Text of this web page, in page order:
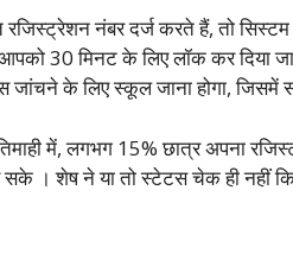
नंबर दर्ज करते हैं, तो
30 मिनट के लिए लॉक कर दिया
के लिए स्कूल जाना होगा, जिसमें
में, लगभग 15% छात्र अपना
सके । शेष ने या तो स्टेटस चेक ही नहीं